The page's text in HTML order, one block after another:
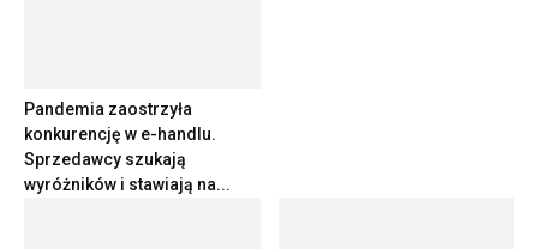
Pandemia zaostrzyła
konkurencję w e-handlu.
Sprzedawcy szukają
wyróżników i stawiają na...